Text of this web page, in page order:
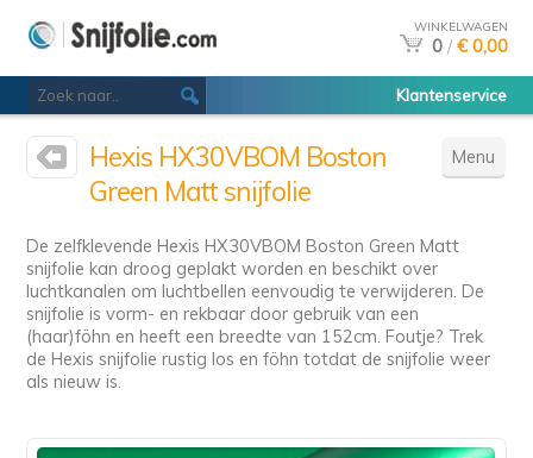
WINKELWAGEN
0 / € 0,00
Klantenservice
Menu
Hexis HX30VBOM Boston
Green Matt snijfolie
De zelfklevende Hexis HX30VBOM Boston Green Matt
snijfolie kan droog geplakt worden en beschikt over
luchtkanalen om luchtbellen eenvoudig te verwijderen. De
snijfolie is vorm- en rekbaar door gebruik van een
(haar)föhn en heeft een breedte van 152cm. Foutje? Trek
de Hexis snijfolie rustig los en föhn totdat de snijfolie weer
als nieuw is.